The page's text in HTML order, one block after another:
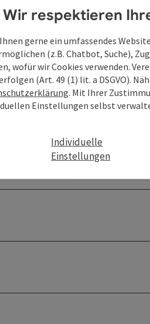
Bühne finden grundsätzlich bei
eigene
Sollte eine Absage bereits
Homepage und auf unseren
Wir respektieren
gerne ein umfassendes
(z.B. Chatbot, Suche),
wofür wir Cookies verwenden.
(Art. 49 (1) lit. a DSGVO).
. Mit Ihrer
Einstellungen selbst
Individuelle
Einstellungen